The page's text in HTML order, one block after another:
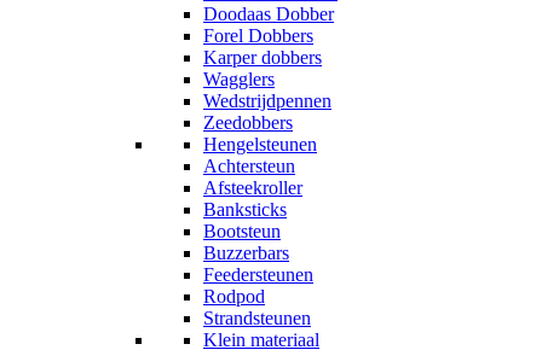
Doodaas Dobber
Forel Dobbers
Karper dobbers
Wagglers
Wedstrijdpennen
Zeedobbers
Hengelsteunen
Achtersteun
Afsteekroller
Banksticks
Bootsteun
Buzzerbars
Feedersteunen
Rodpod
Strandsteunen
Klein materiaal